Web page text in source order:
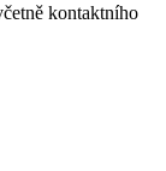
kontaktního